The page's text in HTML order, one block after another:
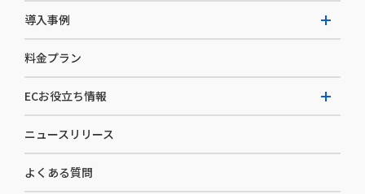
W2 Commerce Asia
EC運用構築支援・運用支援
カスタマーサクセス
セキュリティ
デザイン制作
コンサルティング
選ばれる理由
開発体制
導入事例
導入企業一覧
料金プラン
ECお役立ち情報
お役立ち資料
ニュースリリース
よくある質問